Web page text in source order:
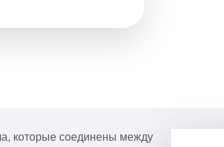
которые соединены между